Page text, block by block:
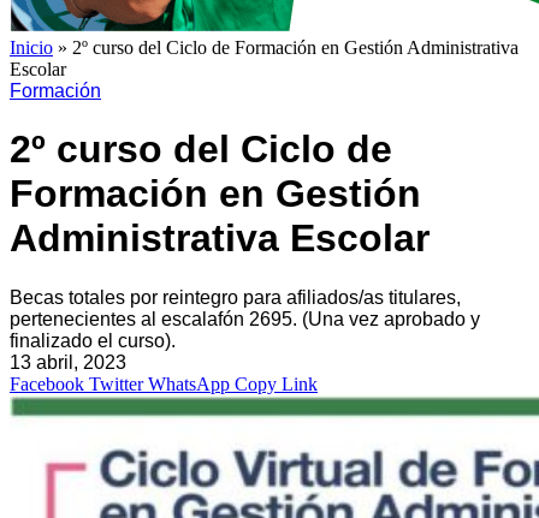
Inicio » 2º curso del Ciclo de Formación en Gestión Administrativa
Escolar
Formación
2º curso del Ciclo de
Formación en Gestión
Administrativa Escolar
Becas totales por reintegro para afiliados/as titulares,
pertenecientes al escalafón 2695. (Una vez aprobado y
finalizado el curso).
13 abril, 2023
Facebook Twitter WhatsApp Copy Link